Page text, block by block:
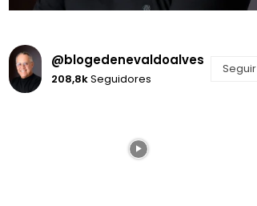
@blogedenevaldoalves
208,8kSeguidores
Seguir